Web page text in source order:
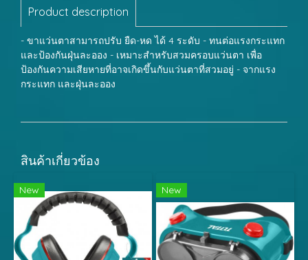
Product description
- ขาแว่นตาสามารถปรับ ยืด-หด ได้ 4 ระดับ - ทนต่อแรงกระแทก
และป้องกันฝุ่นละออง - เหมาะสำหรับสวมครอบแว่นตา เพื่อ
ป้องกันความเสียหายที่อาจเกิดขึ้นกับแว่นตาที่สวมอยู่ - จากแรง
กระแทก และฝุ่นละออง
สินค้าเกี่ยวข้อง
New New